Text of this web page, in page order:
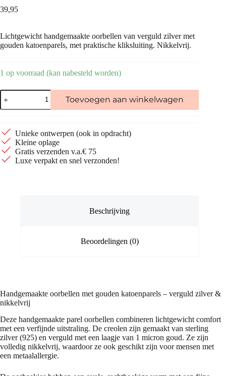
39,95
Lichtgewicht handgemaakte oorbellen van verguld zilver met
gouden katoenparels, met praktische kliksluiting. Nikkelvrij.
1 op voorraad (kan nabesteld worden)
Handgemaakte
katoenparel
oorbellen
verguld
zilver
aantal
Toevoegen aan winkelwagen
Unieke ontwerpen (ook in opdracht)
Kleine oplage
Gratis verzenden v.a.€ 75
Luxe verpakt en snel verzonden!
Beschrijving
Beoordelingen (0)
Handgemaakte oorbellen met gouden katoenparels – verguld zilver &
nikkelvrij
Deze handgemaakte parel oorbellen combineren lichtgewicht comfort
met een verfijnde uitstraling. De creolen zijn gemaakt van sterling
zilver (925) en verguld met een laagje van 1 micron goud. Ze zijn
volledig nikkelvrij, waardoor ze ook geschikt zijn voor mensen met
een metaalallergie.